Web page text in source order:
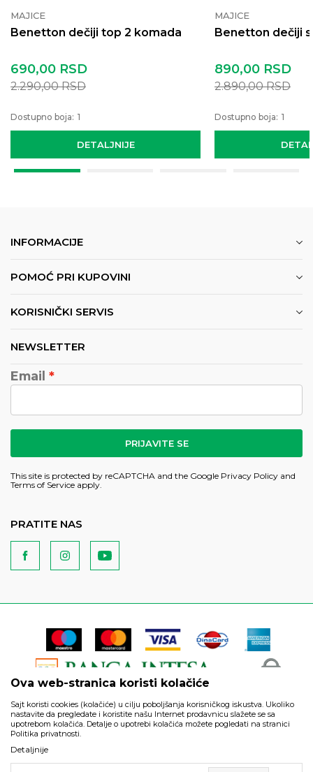
MAJICE
Benetton dečiji top 2 komada
DETALJNIJE
690,00 RSD
2.290,00RSD
Dostupno boja: 1
MAJICE
Benetton dečiji
890,00 RSD
2.890,00RSD
Dostupno boja: 1
INFORMACIJE
POMOĆ PRI KUPOVINI
KORISNIČKI SERVIS
NEWSLETTER
Email
PRIJAVITE SE
This site is protected by reCAPTCHA and the Google Privacy Policy and
Terms of Service apply.
PRATITE NAS
artikli prikazani na sajtu su deo naše ponude i ne podrazumeva
da su dostupni u svakom trenutku.
Ova web-stranica koristi kolačiće
Sajt koristi cookies (kolačiće) u cilju poboljšanja korisničkog iskustva. Ukoliko
nastavite da pregledate i koristite našu Internet prodavnicu slažete se sa
upotrebom kolačića. Detalje o upotrebi kolačića možete pogledati na stranici
Politika privatnosti.
Detaljnije